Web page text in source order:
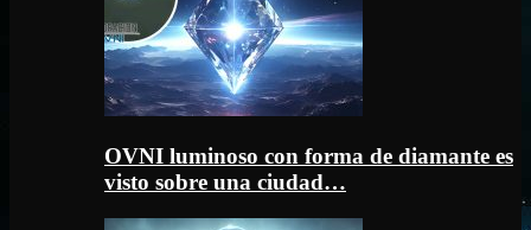
OVNI luminoso con forma de diamante es
visto sobre una ciudad…